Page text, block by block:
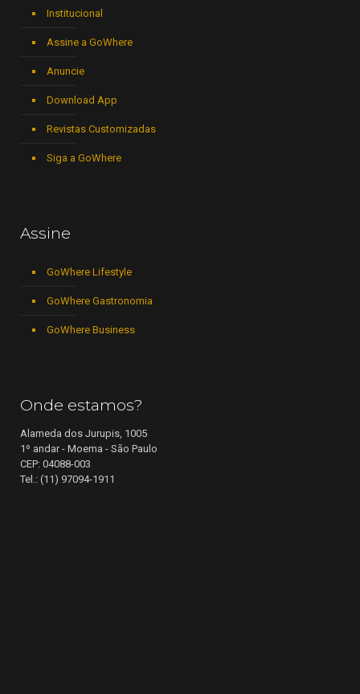
Institucional
Assine a GoWhere
Anuncie
Download App
Revistas Customizadas
Siga a GoWhere
Assine
GoWhere Lifestyle
GoWhere Gastronomia
GoWhere Business
Onde estamos?
Alameda dos Jurupis, 1005
1º andar - Moema - São Paulo
CEP: 04088-003
Tel.: (11) 97094-1911